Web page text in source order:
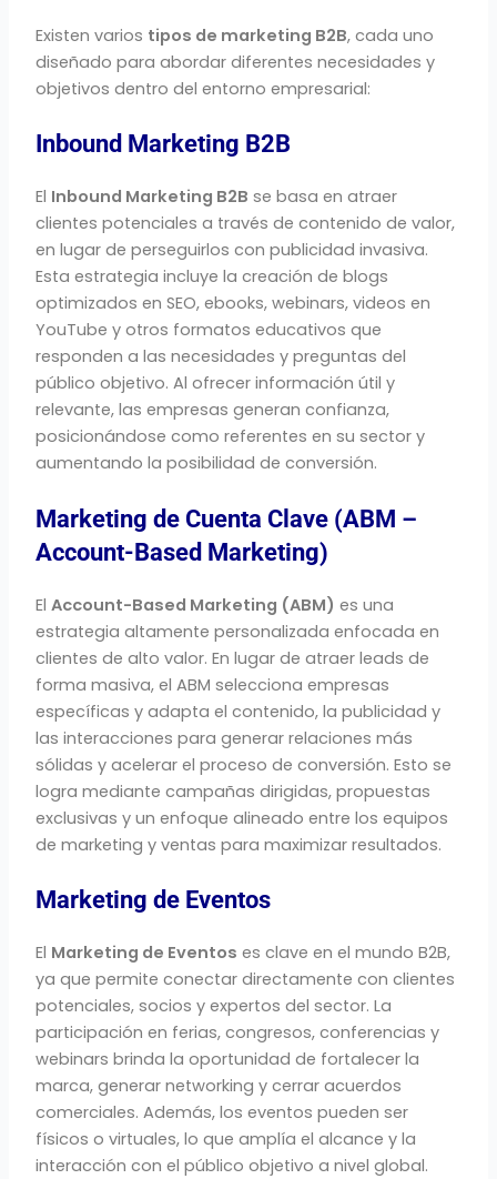
Existenvarios tipos de marketing B2B,cadauno
diseñadoparaabordardiferentesnecesidadesy
objetivosdentrodelentornoempresarial:
Inbound Marketing B2B
El Inbound Marketing B2B se basa en atraer
clientes potenciales a través de contenido de valor,
en lugar de perseguirlos con publicidad invasiva.
Esta estrategia incluye la creación de blogs
optimizados en SEO, ebooks, webinars, videos en
YouTube y otros formatos educativos que
responden a las necesidades y preguntas del
público objetivo. Al ofrecer información útil y
relevante, las empresas generan confianza,
posicionándose como referentes en su sector y
aumentando la posibilidad de conversión.
Marketing de Cuenta Clave (ABM –
Account-Based Marketing)
ElAccount-Based Marketing (ABM) es una
estrategia altamente personalizada enfocada en
clientes de alto valor. En lugar de atraer leads de
forma masiva, el ABM selecciona empresas
específicas y adapta el contenido, la publicidad y
las interacciones para generar relaciones más
sólidas y acelerar el proceso de conversión. Esto se
logra mediante campañas dirigidas, propuestas
exclusivas y un enfoque alineado entre los equipos
de marketing y ventas para maximizar resultados.
Marketing de Eventos
El Marketing de Eventos es clave en el mundo B2B,
ya que permite conectar directamente con clientes
potenciales, socios y expertos del sector. La
participación en ferias, congresos, conferencias y
webinars brinda la oportunidad de fortalecer la
marca, generar networking y cerrar acuerdos
comerciales. Además, los eventos pueden ser
físicos o virtuales, lo que amplía el alcance y la
interacción con el público objetivo a nivel global.